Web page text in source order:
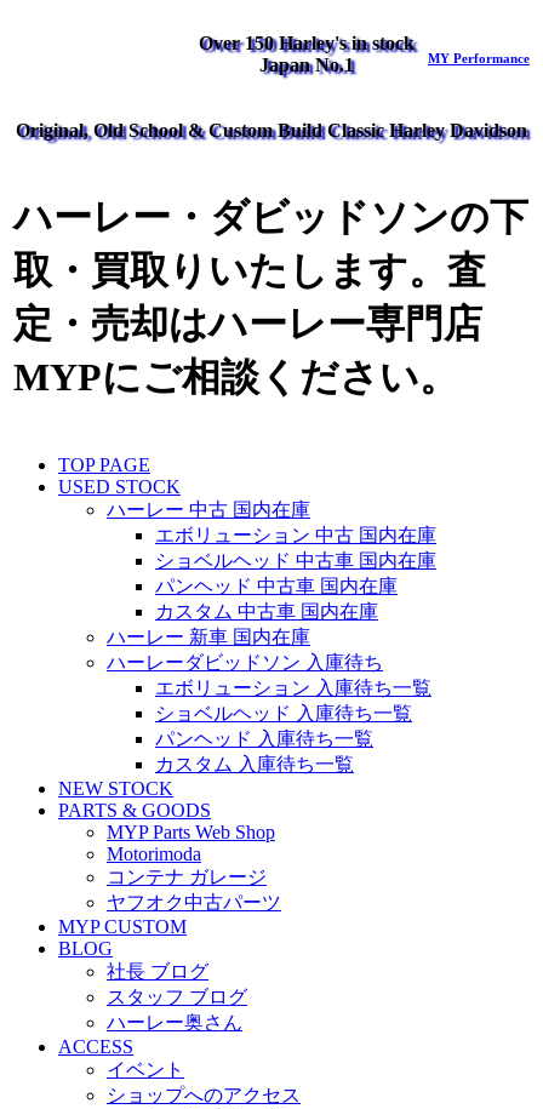
Over 150 Harley's in stock
Japan No.1
MY Performance
Original, Old School & Custom Build Classic Harley Davidson
ハーレー・ダビッドソンの下
取・買取りいたします。査
定・売却はハーレー専門店
MYPにご相談ください。
TOP PAGE
USED STOCK
ハーレー 中古 国内在庫
エボリューション 中古 国内在庫
ショベルヘッド 中古車 国内在庫
パンヘッド 中古車 国内在庫
カスタム 中古車 国内在庫
ハーレー 新車 国内在庫
ハーレーダビッドソン 入庫待ち
エボリューション 入庫待ち一覧
ショベルヘッド 入庫待ち一覧
パンヘッド 入庫待ち一覧
カスタム 入庫待ち一覧
NEW STOCK
PARTS & GOODS
MYP Parts Web Shop
Motorimoda
コンテナ ガレージ
ヤフオク中古パーツ
MYP CUSTOM
BLOG
社長 ブログ
スタッフ ブログ
ハーレー奥さん
ACCESS
イベント
ショップへのアクセス